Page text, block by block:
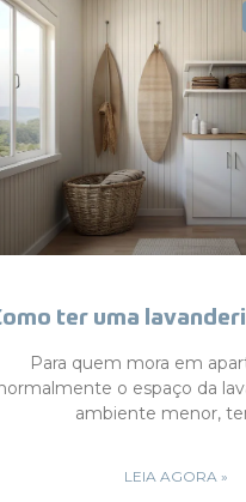
ter uma
Para quem mora em
o espaço da
ambiente menor,
LEIA AGORA »